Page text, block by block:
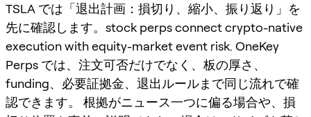
TSLA では「退出計画：損切り、縮小、振り返り」を
先に確認します。stock perps connect crypto-native
execution with equity-market event risk. OneKey
Perps では、注文可否だけでなく、板の厚さ、
funding、必要証拠金、退出ルールまで同じ流れで確
認できます。 根拠がニュース一つに偏る場合や、損